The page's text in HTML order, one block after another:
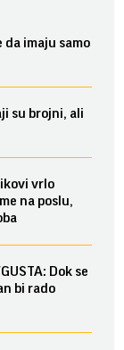
imaju samo
su brojni, ali
vrlo
na poslu,
Dok se
bi rado